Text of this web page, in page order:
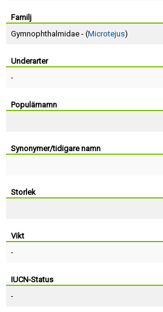
Familj
Gymnophthalmidae - (Microtejus)
Underarter
-
Populärnamn
Synonymer/tidigare namn
Storlek
Vikt
-
IUCN-Status
-
Terms of Service
Skapa konto